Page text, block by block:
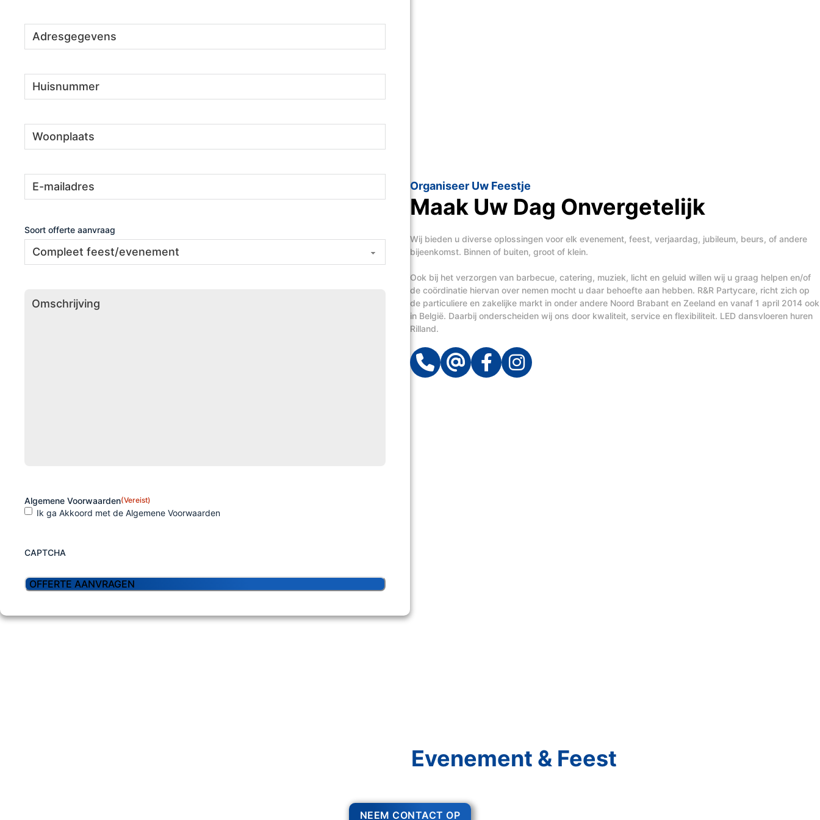
mailadres
Soort offerte aanvraag
Algemene Voorwaarden(Vereist)
Ik ga Akkoord met de Algemene Voorwaarden
CAPTCHA
Organiseer Uw Feestje
Maak Uw Dag Onvergetelijk
Wij bieden u diverse oplossingen voor elk evenement, feest, verjaardag, jubileum, beurs, of andere
bijeenkomst. Binnen of buiten, groot of klein.
Ook bij het verzorgen van barbecue, catering, muziek, licht en geluid willen wij u graag helpen en/of
de coördinatie hiervan over nemen mocht u daar behoefte aan hebben. R&R Partycare, richt zich op
de particuliere en zakelijke markt in onder andere Noord Brabant en Zeeland en vanaf 1 april 2014 ook
in België. Daarbij onderscheiden wij ons door kwaliteit, service en flexibiliteit. LED dansvloeren huren
Rilland.
Evenement & Feest
NEEM CONTACT OP